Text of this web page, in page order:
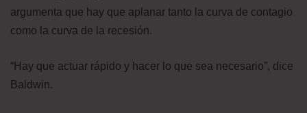
argumenta que hay que aplanar tanto la curva de contagio
como la curva de la recesión.
“Hay que actuar rápido y hacer lo que sea necesario”, dice
Baldwin.